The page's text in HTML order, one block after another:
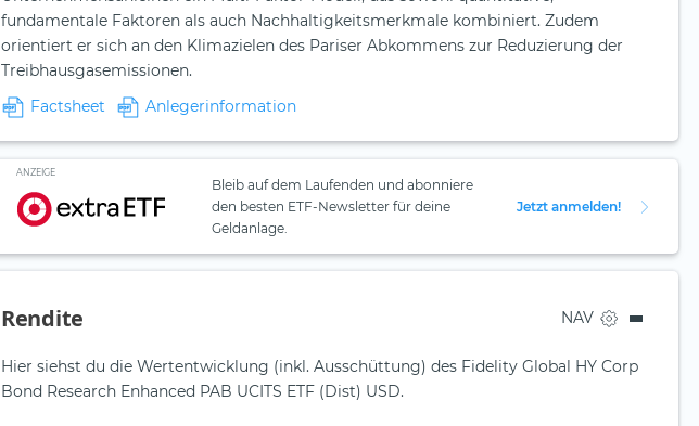
fundamentale Faktoren als auch Nachhaltigkeitsmerkmale kombiniert. Zudem
orientiert er sich an den Klimazielen des Pariser Abkommens zur Reduzierung der
Treibhausgasemissionen.
Factsheet
Anlegerinformation
ANZEIGE
Bleib auf dem Laufenden und abonniere
den besten ETF-Newsletter für deine
Geldanlage.
Jetzt anmelden!
Rendite NAV
Hier siehst du die Wertentwicklung (inkl. Ausschüttung) des Fidelity Global HY Corp
Bond Research Enhanced PAB UCITS ETF (Dist) USD.